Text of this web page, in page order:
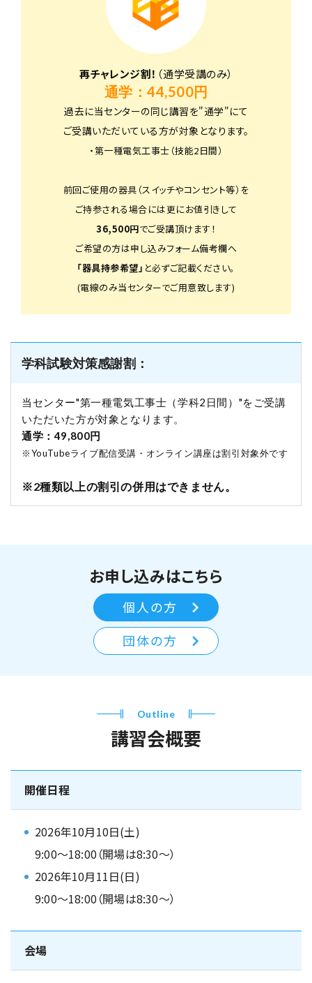
再チャレンジ割！ （通学受講のみ）
通学：44,500円
過去に当センターの同じ講習を"通学"にて
ご受講いただいている方が対象となります。
・第一種電気工事士（技能2日間）
前回ご使用の器具（スイッチやコンセント等）を
ご持参される場合には更にお値引きして
36,500円でご受講頂けます！
ご希望の方は申し込みフォーム備考欄へ
「器具持参希望」 と必ずご記載ください。
(電線のみ当センターでご用意致します)
学科試験対策感謝割：
当センター"第一種電気工事士（学科2日間）"をご受講
いただいた方が対象となります。
通学：49,800円
※YouTubeライブ配信受講・オンライン講座は割引対象外です
※2種類以上の割引の併用はできません。
お申し込みはこちら
個人の方
団体の方
Outline
講習会概要
開催日程
2026年10月10日(土)
9:00～18:00（開場は8:30～）
2026年10月11日(日)
9:00～18:00（開場は8:30～）
会場